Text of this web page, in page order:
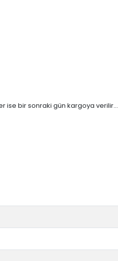
ise bir sonraki gün kargoya verilir...